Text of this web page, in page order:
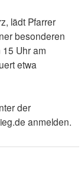
lädt Pfarrer
besonderen
Uhr am
etwa
der
anmelden.